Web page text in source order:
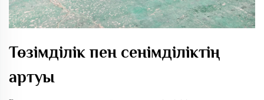
Төзімділік пен сенімділіктің
артуы